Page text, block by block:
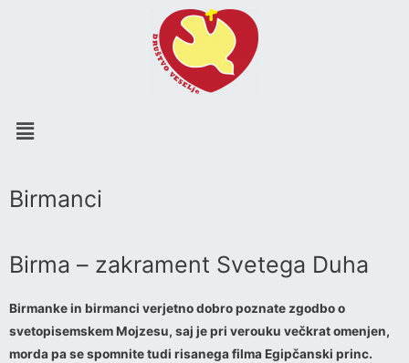
Menu
Birmanci
Birma – zakrament Svetega Duha
Birmanke in birmanci verjetno dobro poznate zgodbo o
svetopisemskem Mojzesu, saj je pri verouku večkrat omenjen,
morda pa se spomnite tudi risanega filma Egipčanski princ.